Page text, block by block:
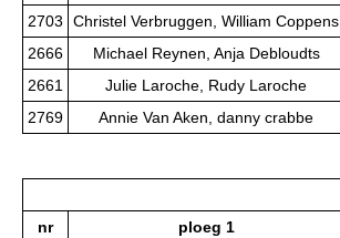
2703
Christel Verbruggen, William Coppens
2666
Michael Reynen, Anja Debloudts
2661
Julie Laroche, Rudy Laroche
2769
Annie Van Aken, danny crabbe
nr
ploeg 1